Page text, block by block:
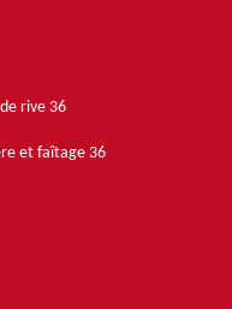
rive 36
et faîtage 36